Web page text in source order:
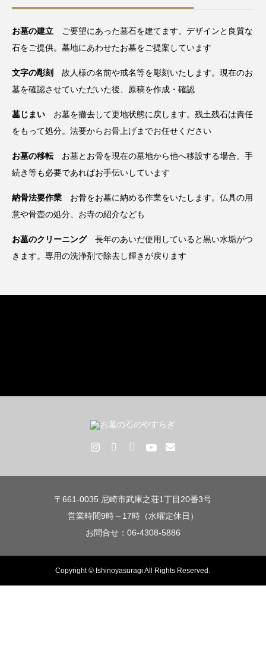
お墓の建立 ご要望にあった墓石を建てます。デザインと良質な
石をご提供。墓地にあわせたお墓をご提案しています
文字の彫刻
故人様の名前や戒名等を彫刻いたします。現在のお
墓を確認させていただいた後、原稿を作成・確認
墓じまい お墓を撤去して更地状態に戻します。残土残石は責任
をもって処分。法要からお骨上げまでお任せください
お墓の移転お墓とお骨を現在の墓地から他へ移設する場合。手
続き等も必要であればお手伝いしています
納骨法要作業 お骨をお墓に納める作業をいたします。仏具の用
意や骨壺の処分、お寺の紹介なども
お墓のクリーニング長年のあいだ使用していると黒い水垢がつ
きます。専用の洗浄剤で除去し輝きが戻ります
〒661-0035 尼崎市武庫之荘1丁目20番3号
営業時間9時～17時（水曜定休日）
お問合せ：06-4308-5886
Copyright © Ishinoyasuragi All Rights Reserved.